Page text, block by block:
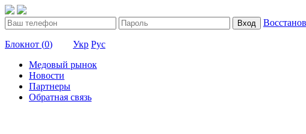
Вход
Блокнот (0) Укр Рус
Медовый рынок
Новости
Партнеры
Обратная связь